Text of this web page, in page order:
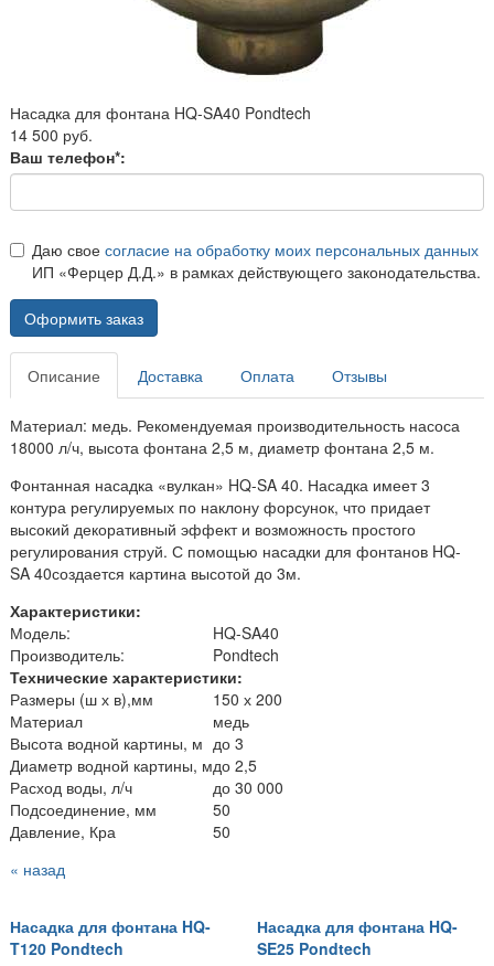
Насадка для фонтана HQ-SA40 Pondtech
14 500 руб.
Ваш телефон*:
Даю свое согласие на обработку моих персональных данных
ИП «Ферцер Д.Д.» в рамках действующего законодательства.
Оформить заказ
Описание Доставка Оплата Отзывы
Материал: медь. Рекомендуемая производительность насоса
18000 л/ч, высота фонтана 2,5 м, диаметр фонтана 2,5 м.
Фонтанная насадка «вулкан» HQ-SA 40. Насадка имеет 3
контура регулируемых по наклону форсунок, что придает
высокий декоративный эффект и возможность простого
регулирования струй. С помощью насадки для фонтанов HQ-
SA 40создается картина высотой до 3м.
Характеристики:
Модель:
HQ-SA40
Производитель:
Pondtech
Технические характеристики:
Размеры (ш х в),мм
150 х 200
Материал
медь
Высота водной картины, м до 3
Диаметр водной картины, мдо 2,5
Расход воды, л/ч
до 30 000
Подсоединение, мм
50
Давление, Кра
50
« назад
Насадка для фонтана HQ-
T120 Pondtech
Насадка для фонтана HQ-
SE25 Pondtech